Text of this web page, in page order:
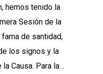
hemos tenido la
Sesión de la
de santidad,
los signos y la
Causa. Para la…